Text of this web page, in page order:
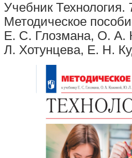
Учебник Технология.
Методическое
Е. С. Глозмана, О. А.
Л. Хотунцева, Е. Н.